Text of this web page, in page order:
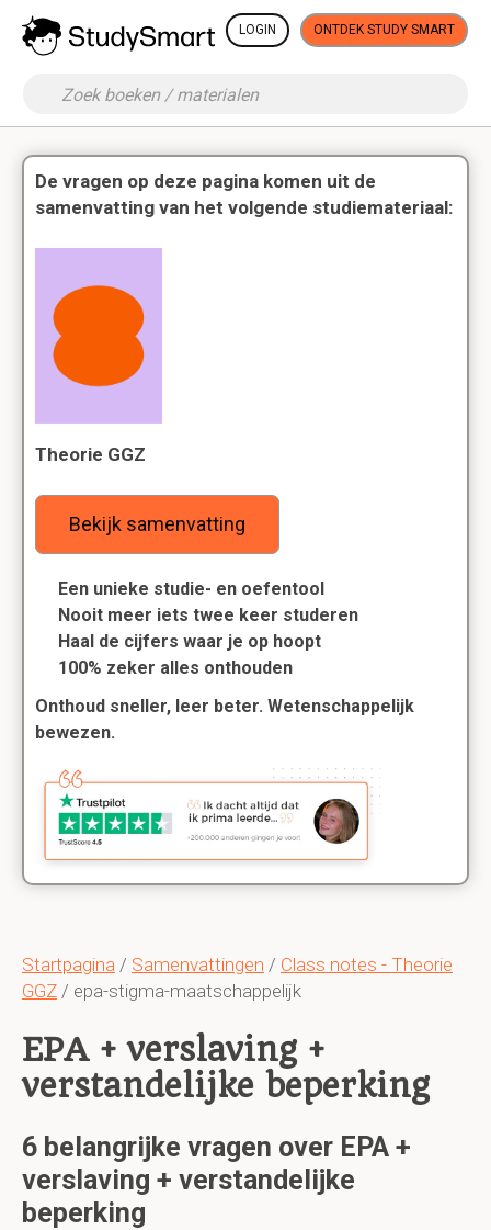
LOGIN ONTDEK STUDY SMART
Startpagina / Samenvattingen / Class notes - Theorie
GGZ / epa-stigma-maatschappelijk
EPA + verslaving +
verstandelijke beperking
6 belangrijke vragen over EPA +
verslaving + verstandelijke
beperking
De vragen op deze pagina komen uit de
samenvatting van het volgende studiemateriaal:
Theorie GGZ
Bekijk samenvatting
Een unieke studie- en oefentool
Nooit meer iets twee keer studeren
Haal de cijfers waar je op hoopt
100% zeker alles onthouden
Onthoud sneller, leer beter. Wetenschappelijk
bewezen.